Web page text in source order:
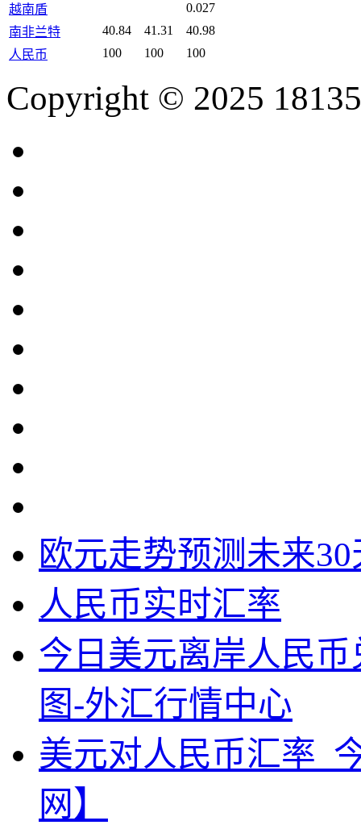
越南盾
0.027
南非兰特
40.84 41.31
40.98
人民币
100 100 100
Copyright © 2025
欧元走势预测未来30
人民币实时汇率
今日美元离岸人民
图-外汇行情中心
美元对人民币汇率_
网】